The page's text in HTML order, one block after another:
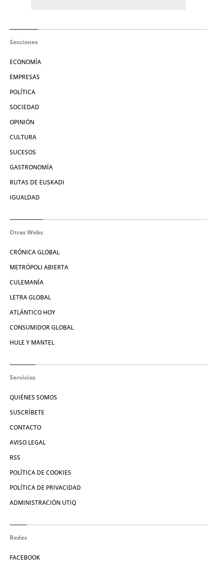
Secciones
ECONOMÍA
EMPRESAS
POLÍTICA
SOCIEDAD
OPINIÓN
CULTURA
SUCESOS
GASTRONOMÍA
RUTAS DE EUSKADI
IGUALDAD
Otras Webs
CRÓNICA GLOBAL
METRÓPOLI ABIERTA
CULEMANÍA
LETRA GLOBAL
ATLÁNTICO HOY
CONSUMIDOR GLOBAL
HULE Y MANTEL
Servicios
QUIÉNES SOMOS
SUSCRÍBETE
CONTACTO
AVISO LEGAL
RSS
POLÍTICA DE COOKIES
POLÍTICA DE PRIVACIDAD
ADMINISTRACIÓN UTIQ
Redes
FACEBOOK